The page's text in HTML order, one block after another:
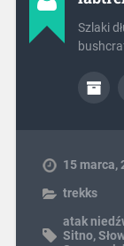
Szlaki
15 marca,
trekks
atak
Sitno,